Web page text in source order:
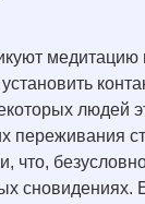
медитацию
людей
переживания
что,
сновидениях.